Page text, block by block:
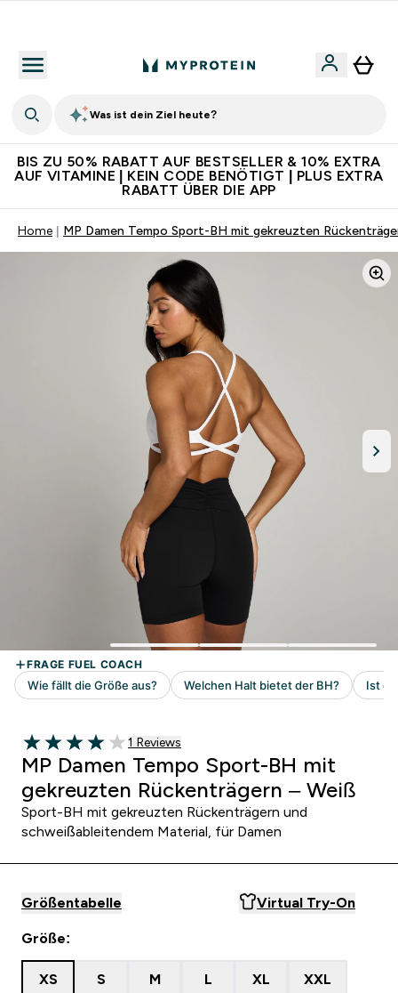
Was ist dein Ziel heute?
BIS ZU 50% RABATT AUF BESTSELLER & 10% EXTRA
AUF VITAMINE | KEIN CODE BENÖTIGT | PLUS EXTRA
RABATT ÜBER DIE APP
Home MP Damen Tempo Sport-BH mit gekreuzten
4 out of 5 stars
1 customer reviews
1 Reviews
MP Damen Tempo Sport-BH mit
gekreuzten Rückenträgern – Weiß
Sport-BH mit gekreuzten Rückenträgern und
schweißableitendem Material, für Damen
Größentabelle Virtual Try-On
Größe:
XS S M L XL XXL